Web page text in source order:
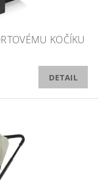
KOČÍKU
DETAIL